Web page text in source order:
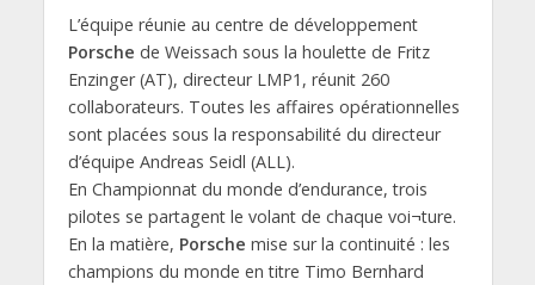
L’équipe réunie au centre de développement
Porsche de Weissach sous la houlette de Fritz
Enzinger (AT), directeur LMP1, réunit 260
collaborateurs. Toutes les affaires opérationnelles
sont placées sous la responsabilité du directeur
d’équipe Andreas Seidl (ALL).
En Championnat du monde d’endurance, trois
pilotes se partagent le volant de chaque voi¬ture.
En la matière, Porsche mise sur la continuité : les
champions du monde en titre Timo Bernhard